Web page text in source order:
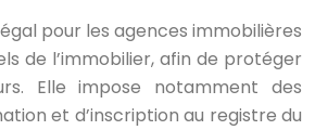
pour les agences immobilières
de l’immobilier, afin de protéger
Elle impose notamment des
et d’inscription au registre du